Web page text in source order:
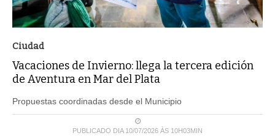
Ciudad
Vacaciones de Invierno: llega la tercera edición
de Aventura en Mar del Plata
Propuestas coordinadas desde el Municipio
PUBLICADO DIA 10/07/2026 ÀS 10H03MIN